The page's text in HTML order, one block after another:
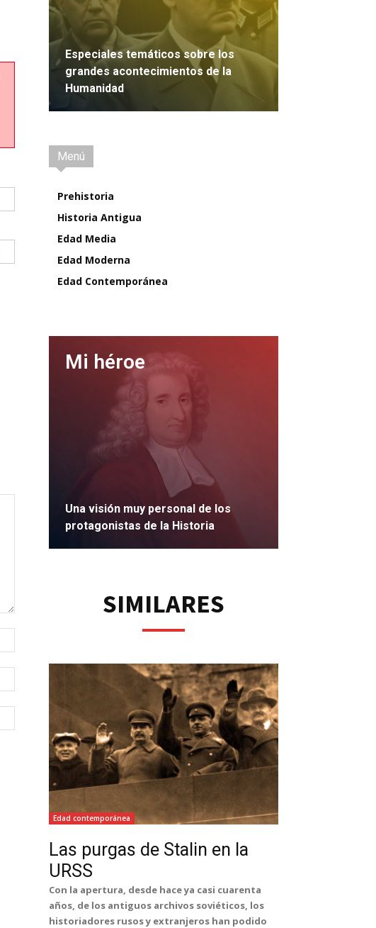
electrónico:*
web:
Especiales temáticos sobre los
grandes acontecimientos de la
Humanidad
Menú
Prehistoria
Historia Antigua
Edad Media
Edad Moderna
Edad Contemporánea
Mi héroe
Una visión muy personal de los
protagonistas de la Historia
SIMILARES
Edad contemporánea
Las purgas de Stalin en la
URSS
Con la apertura, desde hace ya casi cuarenta
años, de los antiguos archivos soviéticos, los
historiadores rusos y extranjeros han podido